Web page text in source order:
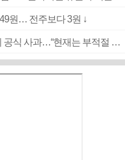
원… 전주보다 3원 ↓
[속보] ‘심판 성접대’ 논란 축구협회 공식 사과…“현재는 부적절 행위 없어”